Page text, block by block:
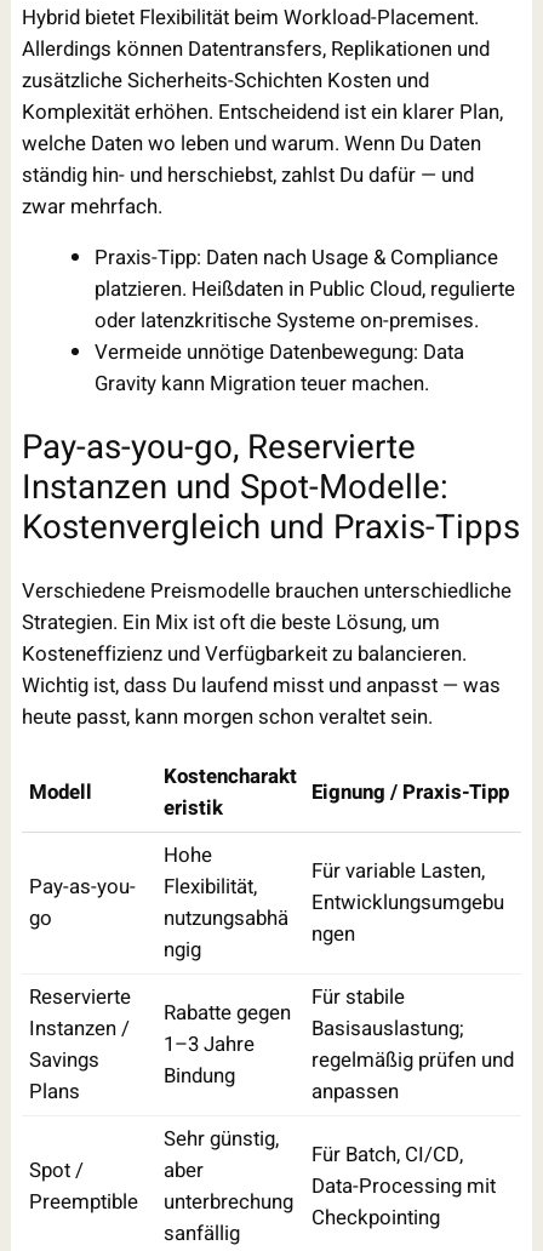
Hybrid bietet Flexibilität beim Workload-Placement.
Allerdings können Datentransfers, Replikationen und
zusätzliche Sicherheits-Schichten Kosten und
Komplexität erhöhen. Entscheidend ist ein klarer Plan,
welche Daten wo leben und warum. Wenn Du Daten
ständig hin- und herschiebst, zahlst Du dafür — und
zwar mehrfach.
Praxis-Tipp: Daten nach Usage & Compliance
platzieren. Heißdaten in Public Cloud, regulierte
oder latenzkritische Systeme on-premises.
Vermeide unnötige Datenbewegung: Data
Gravity kann Migration teuer machen.
Pay-as-you-go, Reservierte
Instanzen und Spot-Modelle:
Kostenvergleich und Praxis-Tipps
Verschiedene Preismodelle brauchen unterschiedliche
Strategien. Ein Mix ist oft die beste Lösung, um
Kosteneffizienz und Verfügbarkeit zu balancieren.
Wichtig ist, dass Du laufend misst und anpasst — was
heute passt, kann morgen schon veraltet sein.
Modell
Kostencharakt
eristik
Eignung / Praxis-Tipp
Pay-as-you-
go
Hohe
Flexibilität,
nutzungsabhä
ngig
Für variable Lasten,
Entwicklungsumgebu
ngen
Reservierte
Instanzen /
Savings
Plans
Rabatte gegen
1–3 Jahre
Bindung
Für stabile
Basisauslastung;
regelmäßig prüfen und
anpassen
Spot /
Preemptible
Sehr günstig,
aber
unterbrechung
sanfällig
Für Batch, CI/CD,
Data-Processing mit
Checkpointing